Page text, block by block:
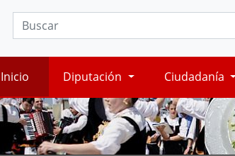
Inicio Diputación Ciudadanía